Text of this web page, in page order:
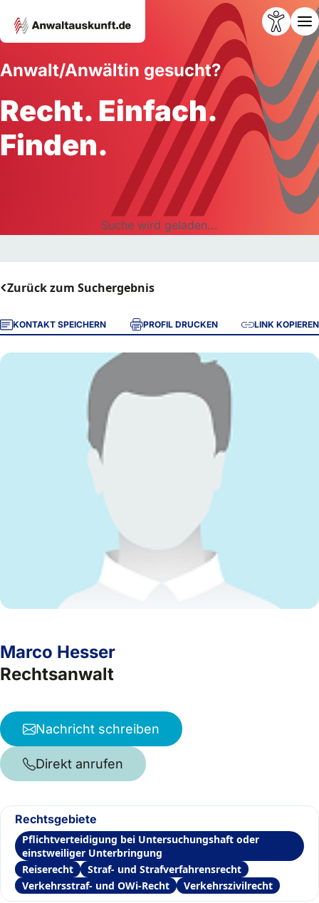
Anwalt/Anwältin gesucht?
Recht. Einfach.
Finden.
Suche wird geladen...
Zurück zum Suchergebnis
KONTAKT SPEICHERN PROFIL DRUCKEN LINK KOPIEREN
Marco Hesser
Rechtsanwalt
Nachricht schreiben
Direkt anrufen
Rechtsgebiete
Pflichtverteidigung bei Untersuchungshaft oder
einstweiliger Unterbringung
Reiserecht
Straf- und Strafverfahrensrecht
Verkehrsstraf- und OWi-Recht
Verkehrszivilrecht